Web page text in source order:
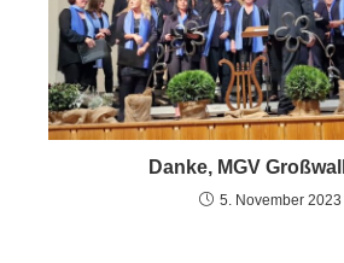
Danke, MGV
5. November 2023